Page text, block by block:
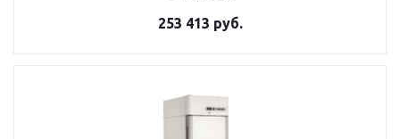
253 413 руб.